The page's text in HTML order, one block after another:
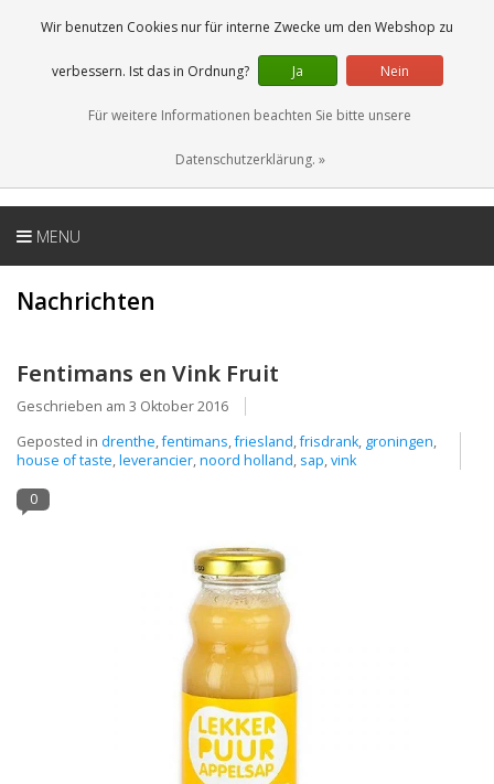
0 Artikel
DE
MENU
Nachrichten
Fentimans en Vink Fruit
Geschrieben am 3 Oktober 2016
Geposted in drenthe,fentimans,friesland,frisdrank, groningen,
house of taste,leverancier,noord holland, sap,vink
0
Wir benutzen Cookies nur für interne Zwecke um den Webshop zu
verbessern. Ist das in Ordnung? Ja Nein
Für weitere Informationen beachten Sie bitte unsere
Datenschutzerklärung. »